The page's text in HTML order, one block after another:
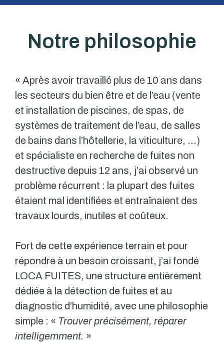
Notre philosophie
« Après avoir travaillé plus de 10 ans dans
les secteurs du bien être et de l’eau (vente
et installation de piscines, de spas, de
systèmes de traitement de l’eau, de salles
de bains dans l’hôtellerie, la viticulture, …)
et spécialiste en recherche de fuites non
destructive depuis 12 ans, j’ai observé un
problème récurrent : la plupart des fuites
étaient mal identifiées et entraînaient des
travaux lourds, inutiles et coûteux.
Fort de cette expérience terrain et pour
répondre à un besoin croissant, j’ai fondé
LOCA FUITES, une structure entièrement
dédiée à la détection de fuites et au
diagnostic d’humidité, avec une philosophie
simple : « Trouver précisément, réparer
intelligemment. »